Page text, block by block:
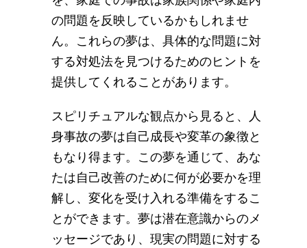
の問題を反映しているかもしれませ
ん。これらの夢は、具体的な問題に対
する対処法を見つけるためのヒントを
提供してくれることがあります。
スピリチュアルな観点から見ると、人
身事故の夢は自己成長や変革の象徴と
もなり得ます。この夢を通じて、あな
たは自己改善のために何が必要かを理
解し、変化を受け入れる準備をするこ
とができます。夢は潜在意識からのメ
ッセージであり、現実の問題に対する